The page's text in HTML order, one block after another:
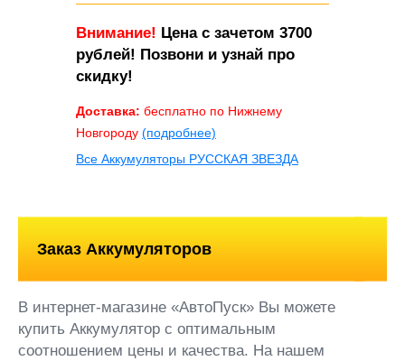
Внимание! Цена с зачетом 3700
рублей! Позвони и узнай про
скидку!
Доставка: бесплатно по Нижнему
Новгороду (подробнее)
Все Аккумуляторы РУССКАЯ ЗВЕЗДА
Заказ Аккумуляторов
В интернет-магазине «АвтоПуск» Вы можете
купить Аккумулятор с оптимальным
соотношением цены и качества. На нашем